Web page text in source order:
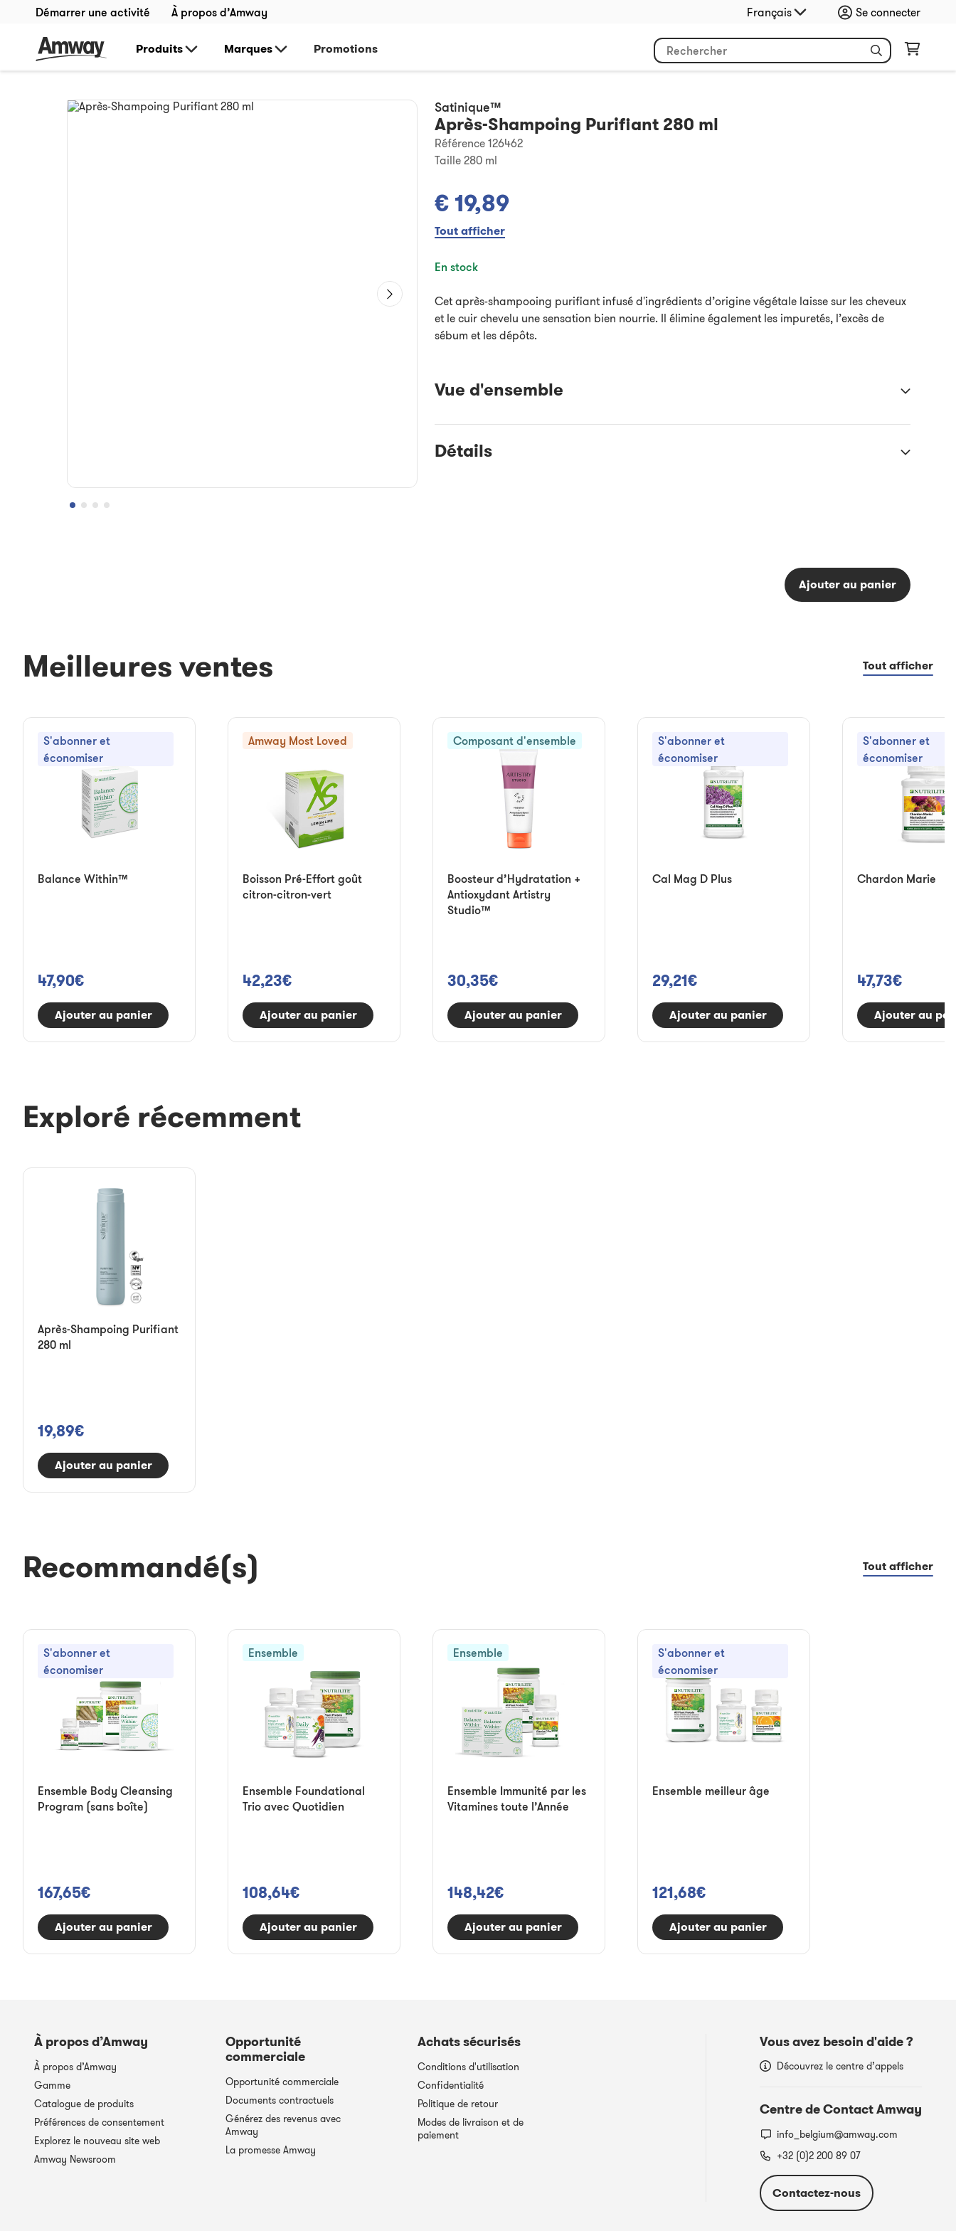
Démarrer une activité À propos d’Amway Français Se connecter
Produits Marques Promotions
Satinique™
Après-Shampoing Purifiant 280 ml
Référence 126462
Taille 280 ml
€ 19,89
Tout afficher
En stock
Cet après-shampooing purifiant infusé d'ingrédients d’origine végétale laisse sur les cheveux
et le cuir chevelu une sensation bien nourrie. Il élimine également les impuretés, l’excès de
sébum et les dépôts.
Vue d'ensemble
Détails
Ajouter au panier
Meilleures ventes Tout afficher
S'abonner et
économiser
Balance Within™
47,90€
Ajouter au panier
Amway Most Loved
Boisson Pré-Effort goût
citron-citron-vert
42,23€
Ajouter au panier
Composant d'ensemble
Boosteur d’Hydratation +
Antioxydant Artistry
Studio™
30,35€
Ajouter au panier
S'abonner et
économiser
Cal Mag D Plus
29,21€
Ajouter au panier
S'abonner et
économiser
Chardon Marie
47,73€
Ajouter au
Exploré récemment
Après-Shampoing Purifiant
280 ml
19,89€
Ajouter au panier
Recommandé(s) Tout afficher
S'abonner et
économiser
Ensemble Body Cleansing
Program (sans boîte)
167,65€
Ajouter au panier
Ensemble
Ensemble Foundational
Trio avec Quotidien
108,64€
Ajouter au panier
Ensemble
Ensemble Immunité par les
Vitamines toute l’Année
148,42€
Ajouter au panier
S'abonner et
économiser
Ensemble meilleur âge
121,68€
Ajouter au panier
À propos d’Amway
À propos d’Amway
Gamme
Catalogue de produits
Préférences de consentement
Explorez le nouveau site web
Amway Newsroom
Opportunité
commerciale
Opportunité commerciale
Documents contractuels
Générez des revenus avec
Amway
La promesse Amway
Achats sécurisés
Conditions d'utilisation
Confidentialité
Politique de retour
Modes de livraison et de
paiement
Vous avez besoin d'aide ?
Découvrez le centre d’appels
Centre de Contact Amway
info_belgium@amway.com
+32 (0)2 200 89 07
Contactez-nous